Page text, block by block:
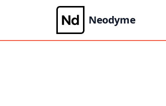
Neodyme